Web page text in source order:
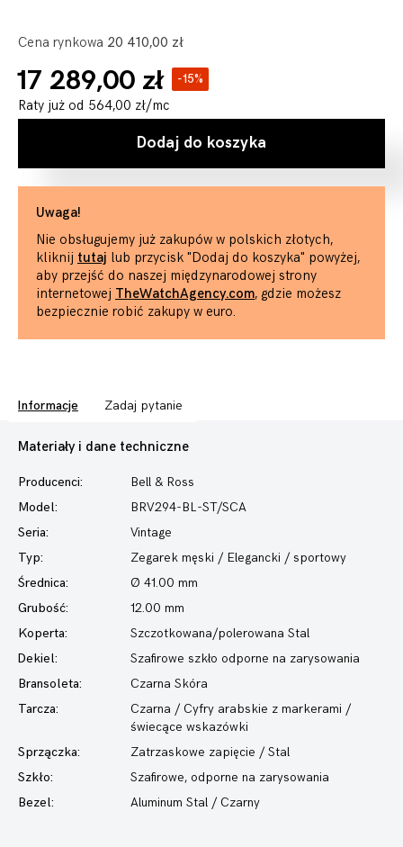
Cena rynkowa 20 410,00 zł
17 289,00 zł -15%
Raty już od 564,00 zł/mc
Dodaj do koszyka
Uwaga!
Nie obsługujemy już zakupów w polskich złotych,
kliknij tutaj lub przycisk "Dodaj do koszyka" powyżej,
aby przejść do naszej międzynarodowej strony
internetowej TheWatchAgency.com, gdzie możesz
bezpiecznie robić zakupy w euro.
Informacje Zadaj pytanie
Materiały i dane techniczne
Producenci:
Bell & Ross
Model:
BRV294-BL-ST/SCA
Seria:
Vintage
Typ:
Zegarek męski / Elegancki / sportowy
Średnica:
Ø 41.00 mm
Grubość:
12.00 mm
Koperta:
Szczotkowana/polerowana Stal
Dekiel:
Szafirowe szkło odporne na zarysowania
Bransoleta:
Czarna Skóra
Tarcza:
Czarna / Cyfry arabskie z markerami /
świecące wskazówki
Sprzączka:
Zatrzaskowe zapięcie / Stal
Szkło:
Szafirowe, odporne na zarysowania
Bezel:
Aluminum Stal / Czarny